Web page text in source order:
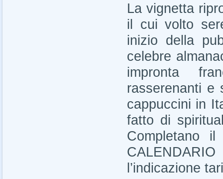
La vignetta
il cui volto
inizio della
celebre
impronta
rasserenanti e
cappuccini in
fatto di
Completano
l’indicazione